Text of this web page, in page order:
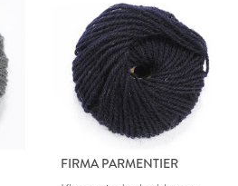
FIRMA PARMENTIER